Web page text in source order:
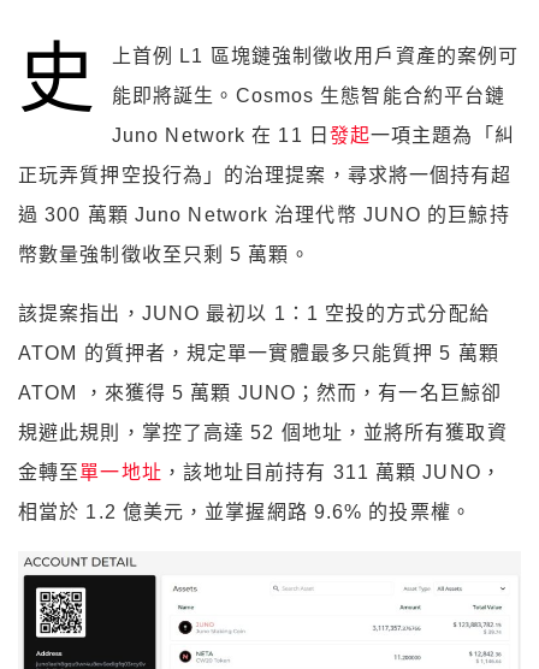
史
上首例 L1 區塊鏈強制徵收用戶資產的案例可
能即將誕生。Cosmos 生態智能合約平台鏈
Juno Network 在 11 日 發起一項主題為「糾
正玩弄質押空投行為」的治理提案，尋求將一個持有超
過 300 萬顆 Juno Network 治理代幣 JUNO 的巨鯨持
幣數量強制徵收至只剩 5 萬顆。
該提案指出，JUNO 最初以 1：1 空投的方式分配給
ATOM 的質押者，規定單一實體最多只能質押 5 萬顆
ATOM ，來獲得 5 萬顆 JUNO；然而，有一名巨鯨卻
規避此規則，掌控了高達 52 個地址，並將所有獲取資
金轉至單一地址 ，該地址目前持有 311 萬顆 JUNO，
相當於 1.2 億美元，並掌握網路 9.6% 的投票權。